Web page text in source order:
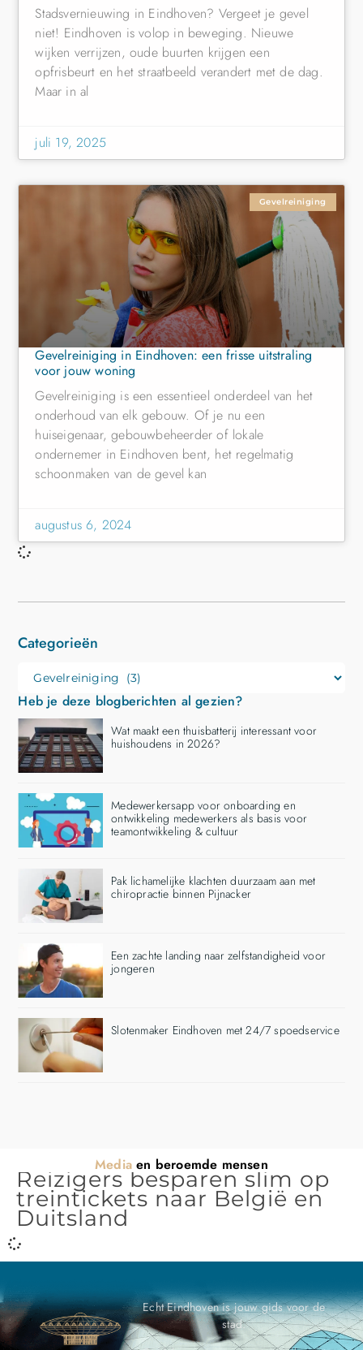
Categorieën
Heb je deze blogberichten al gezien?
Wat maakt een thuisbatterij interessant voor
huishoudens in 2026?
Medewerkersapp voor onboarding en
ontwikkeling medewerkers als basis voor
teamontwikkeling & cultuur
Pak lichamelijke klachten duurzaam aan met
chiropractie binnen Pijnacker
Een zachte landing naar zelfstandigheid voor
jongeren
Slotenmaker Eindhoven met 24/7 spoedservice
Stadsvernieuwing in Eindhoven? Vergeet je gevel
niet! Eindhoven is volop in beweging. Nieuwe
wijken verrijzen, oude buurten krijgen een
opfrisbeurt en het straatbeeld verandert met de dag.
Maar in al
juli 19, 2025
Gevelreiniging
Gevelreiniging in Eindhoven: een frisse uitstraling
voor jouw woning
Gevelreiniging is een essentieel onderdeel van het
onderhoud van elk gebouw. Of je nu een
huiseigenaar, gebouwbeheerder of lokale
ondernemer in Eindhoven bent, het regelmatig
schoonmaken van de gevel kan
augustus 6, 2024
Mediaen beroemde mensen
Reizigers besparen slim op
treintickets naar België en
Duitsland
Echt Eindhoven is jouw gids voor de
stad.